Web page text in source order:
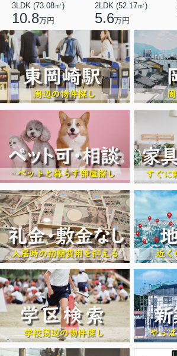
3LDK (73.08㎡)
10.8万円
2LDK (52.17㎡)
5.6万円